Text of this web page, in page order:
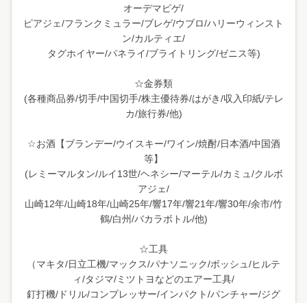
オーデマピゲ/
ピアジェ/フランクミュラー/ブレゲ/ウブロ/ハリーウィンスト
ン/カルティエ/
タグホイヤー/パネライ/ブライトリング/ゼニス等)
☆金券類
(各種商品券/切手/中国切手/株主優待券/はがき/収入印紙/テレ
カ/旅行券/他)
☆お酒【ブランデー/ウイスキー/ワイン/焼酎/日本酒/中国酒
等】
(レミーマルタン/ルイ13世/ヘネシー/マーテル/カミュ/クルボ
アジェ/
山崎12年/山崎18年/山崎25年/響17年/響21年/響30年/余市/竹
鶴/白州/バカラボトル/他)
☆工具
（マキタ/日立工機/マックス/パナソニック/ボッシュ/ヒルテ
ィ/タジマ/ミツトヨなどのエアー工具/
釘打機/ドリル/コンプレッサー/インパクト/パンチャー/ジグ